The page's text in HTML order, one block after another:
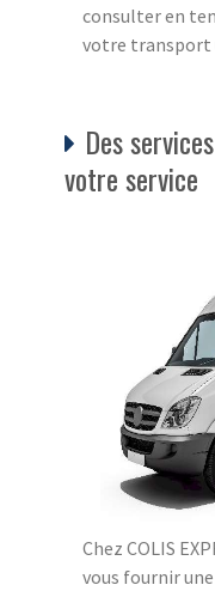
consulter en
votre transport
Des
votre service
Chez COLIS
vous fournir